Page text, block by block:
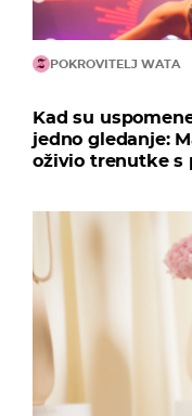
POKROVITELJ WATA
Kad su
jedno gledanje:
oživio trenutke s